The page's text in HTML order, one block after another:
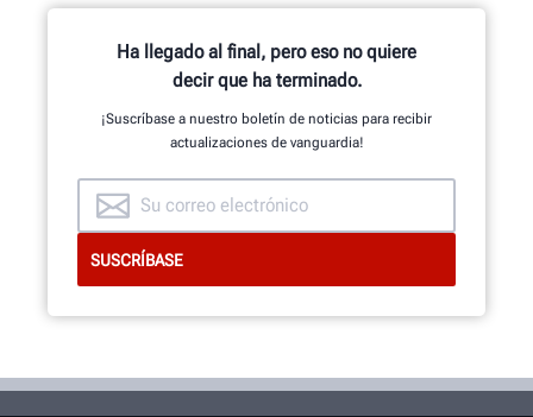
Ha llegado al final, pero eso no quiere
decir que ha terminado.
¡Suscríbase a nuestro boletín de noticias para recibir
actualizaciones de vanguardia!